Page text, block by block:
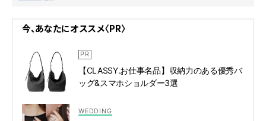
今、あなたにオススメ〈PR〉
【CLASSY.お仕事名品】収納力のある優秀バ
ッグ&スマホショルダー3選
WEDDING